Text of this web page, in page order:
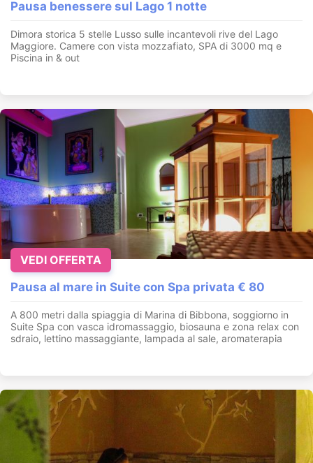
Pausa benessere sul Lago 1 notte
Dimora storica 5 stelle Lusso sulle incantevoli rive del Lago
Maggiore. Camere con vista mozzafiato, SPA di 3000 mq e
Piscina in & out
Pausa al mare in Suite con Spa privata € 80
A 800 metri dalla spiaggia di Marina di Bibbona, soggiorno in
Suite Spa con vasca idromassaggio, biosauna e zona relax con
sdraio, lettino massaggiante, lampada al sale, aromaterapia
VEDI OFFERTA